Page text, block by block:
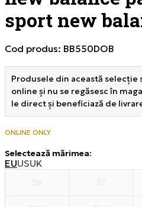
sport new
Cod produs: BB550DOB
Produsele din această
online și nu se regăsesc în
le direct și beneficiază de
ONLINE ONLY
Selectează mărimea:
EUUSUK